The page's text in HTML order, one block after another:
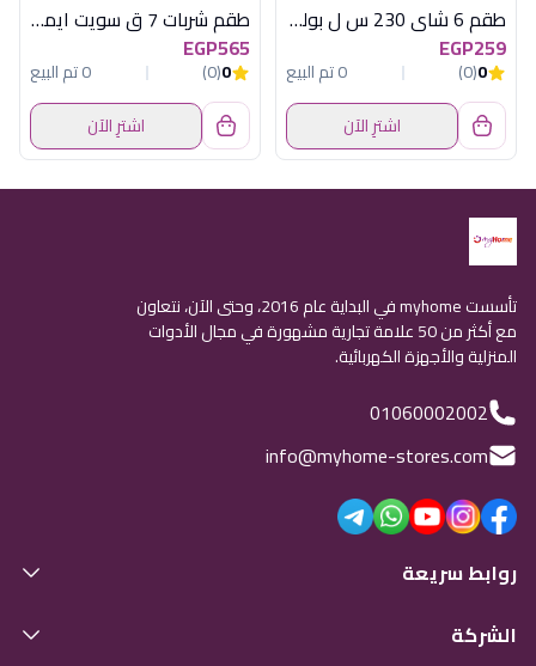
طقم 6 شاى 230 س ل بوليرو تركواز باشابتشة
EGP259
0
(0)
0 تم البيع
اشترِ الآن
طقم شربات 7 ق سويت ايمبرسون لومينارك
EGP565
0
(0)
0 تم البيع
اشترِ الآن
تأسست myhome في البداية عام 2016، وحتى الآن، نتعاون
مع أكثر من 50 علامة تجارية مشهورة في مجال الأدوات
المنزلية والأجهزة الكهربائية.
01060002002
info@myhome-stores.com
روابط سريعة
الشركة